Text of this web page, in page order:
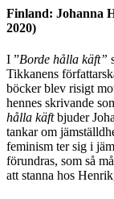
Finland: Johanna
2020)
I ”Borde hålla käft”
Tikkanens
böcker blev risigt
hennes skrivande
hålla käftbjuder
tankar om
feminism ter sig i
förundras, som så
att stanna hos